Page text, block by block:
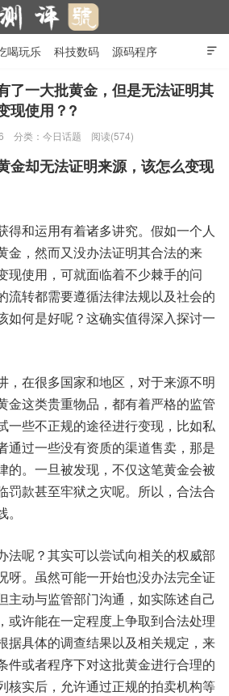
测评号

喝玩乐 科技数码 源码程序
私政策
了一大批黄金，但是无法证明其
现使用？?
分类： 今日话题 阅读(574)
金却无法证明来源，该怎么变现
得和运用有着诸多讲究。假如一个人
金，然而又没办法证明其合法的来
现使用，可就面临着不少棘手的问
流转都需要遵循法律法规以及社会的
如何是好呢？这确实值得深入探讨一
，在很多国家和地区，对于来源不明
金这类贵重物品，都有着严格的监管
一些不正规的途径进行变现，比如私
通过一些没有资质的渠道售卖，那是
的。一旦被发现，不仅这笔黄金会被
罚款甚至牢狱之灾呢。所以，合法合
法呢？其实可以尝试向相关的权威部
呀。虽然可能一开始也没办法完全证
主动与监管部门沟通，如实陈述自己
或许能在一定程度上争取到合法处理
据具体的调查结果以及相关规定，来
件或者程序下对这批黄金进行合理的
核实后，允许通过正规的拍卖机构等